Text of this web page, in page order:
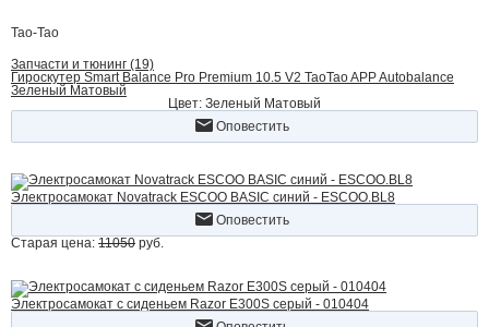
Tao-Tao
Запчасти и тюнинг (19)
Гироскутер Smart Balance Pro Premium 10.5 V2 TaoTao APP Autobalance
Зеленый Матовый
Цвет: Зеленый Матовый
Оповестить
Электросамокат Novatrack ESCOO BASIC синий - ESCOO.BL8
Оповестить
Старая цена: 11050 руб.
Электросамокат с сиденьем Razor E300S серый - 010404